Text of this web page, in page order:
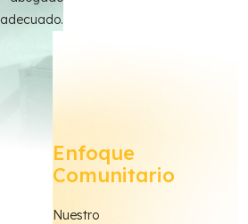
adecuado.
Enfoque
Comunitario
Nuestro